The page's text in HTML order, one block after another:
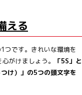
える
つです。きれいな環境を
がけましょう。
「5S」と
け）」の5つの頭文字を